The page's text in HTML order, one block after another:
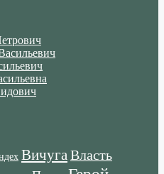
ВичугаВласть